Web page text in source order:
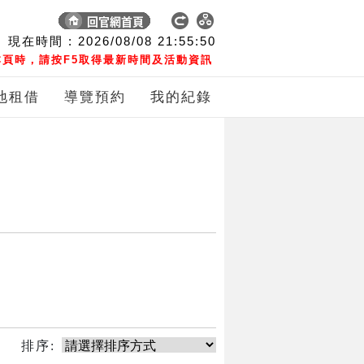
現在時間 : 2026/08/08 21:55:50
時，請按F5取得最新時間及活動資訊
租借 導覽預約 我的紀錄
排序: